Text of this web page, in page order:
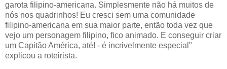
garota filipino-americana. Simplesmente não há muitos de
nós nos quadrinhos! Eu cresci sem uma comunidade
filipino-americana em sua maior parte, então toda vez que
vejo um personagem filipino, fico animado. E conseguir criar
um Capitão América, até! - é incrivelmente especial"
explicou a roteirista.